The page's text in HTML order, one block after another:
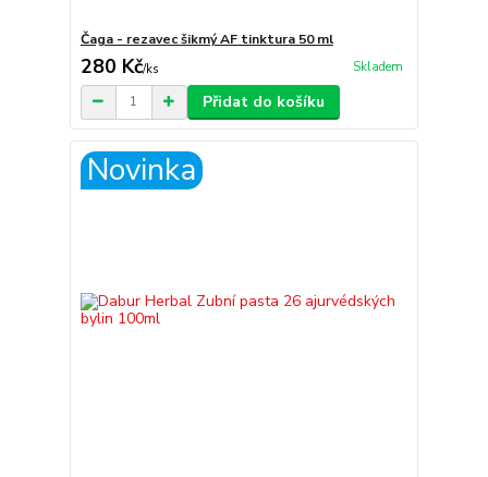
Čaga - rezavec šikmý AF tinktura 50 ml
280 Kč/ks Skladem
Přidat do košíku
Novinka